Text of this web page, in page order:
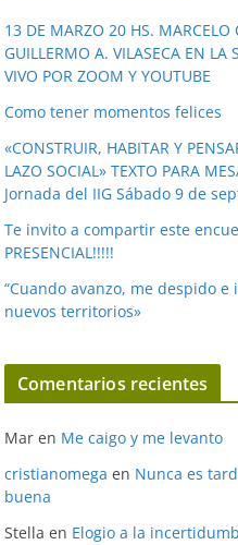
í
d
e
o
13 DE MARZO 20 HS. MARCELO
GUILLERMO A. VILASECA EN LA
VIVO POR ZOOM Y YOUTUBE
Como tener momentos felices
«CONSTRUIR, HABITAR Y
LAZO SOCIAL» TEXTO PARA
Jornada del IIG Sábado 9 de
Te invito a compartir este
PRESENCIAL!!!!!
“Cuando avanzo, me despido e
nuevos territorios»
Comentarios recientes
Mar en Me caigo y me levanto
cristianomega en Nunca es
buena
Stella en Elogio a la